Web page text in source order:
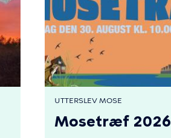
UTTERSLEV MOSE
Mosetræf 2026